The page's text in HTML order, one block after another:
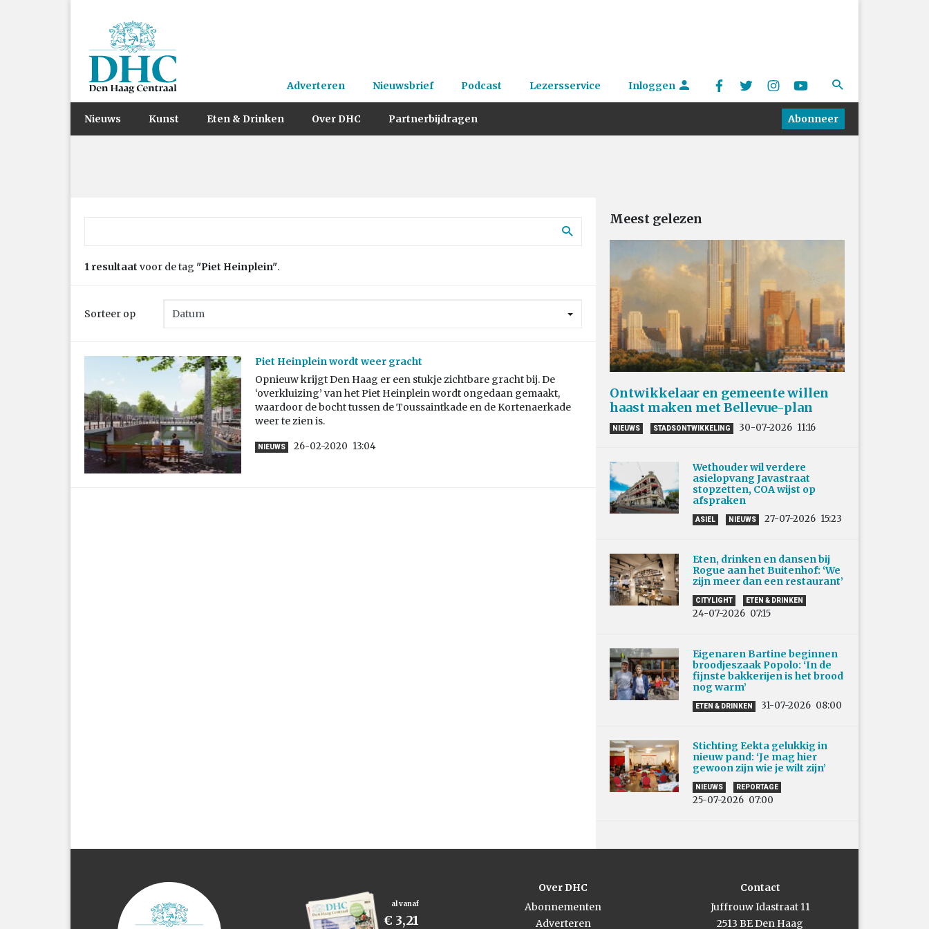
Adverteren Nieuwsbrief Podcast Lezersservice Inloggen
Nieuws Kunst Eten & Drinken Over DHC Partnerbijdragen Abonneer
1 resultaat voor de tag "Piet Heinplein".
Sorteer op
Piet Heinplein wordt weer gracht
Opnieuw krijgt Den Haag er een stukje zichtbare gracht bij. De
‘overkluizing’ van het Piet Heinplein wordt ongedaan gemaakt,
waardoor de bocht tussen de Toussaintkade en de Kortenaerkade
weer te zien is.
NIEUWS 26-02-2020 13:04
Meest gelezen
Ontwikkelaar en gemeente willen
haast maken met Bellevue-plan
NIEUWS STADSONTWIKKELING 30-07-2026 11:16
Wethouder wil verdere
asielopvang Javastraat
stopzetten, COA wijst op
afspraken
ASIEL NIEUWS 27-07-2026 15:23
Eten, drinken en dansen bij
Rogue aan het Buitenhof: ‘We
zijn meer dan een restaurant’
CITYLIGHT ETEN & DRINKEN
24-07-2026 07:15
Eigenaren Bartine beginnen
broodjeszaak Popolo: ‘In de
fijnste bakkerijen is het brood
nog warm’
ETEN & DRINKEN 31-07-2026 08:00
Stichting Eekta gelukkig in
nieuw pand: ‘Je mag hier
gewoon zijn wie je wilt zijn’
NIEUWS REPORTAGE
25-07-2026 07:00
al vanaf
€ 3,21
Over DHC
Abonnementen
Adverteren
Contact
Juffrouw Idastraat 11
2513 BE Den Haag